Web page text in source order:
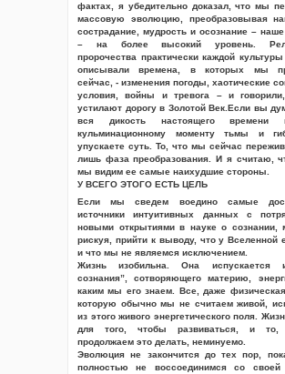
фактах, я убедительно доказал, что мы
массовую эволюцию, преобразовывая
сострадание, мудрость и осознание –
– на более высокий уровень.
пророчества практически каждой
описывали времена, в которых мы
сейчас, - изменения погоды, хаотические
условия, войны и тревога – и
устилают дорогу в Золотой Век.Если вы
вся дикость настоящего времени
кульминационному моменту тьмы и
упускаете суть. То, что мы сейчас
лишь фаза преобразования. И я считаю,
мы видим ее самые наихудшие стороны.
У ВСЕГО ЭТОГО ЕСТЬ ЦЕЛЬ
Если мы сведем воедино самые
источники интуитивных данных с
новыми открытиями в науке о сознании,
рискуя, прийти к выводу, что у Вселенной
и что мы не являемся исключением.
Жизнь изобильна. Она испускается
сознания”, сотворяющего материю,
каким мы его знаем. Все, даже физическая
которую обычно мы не считаем живой,
из этого живого энергетического поля.
для того, чтобы развиваться, и
продолжаем это делать, неминуемо.
Эволюция не закончится до тех пор,
полностью не воссоединимся со своей